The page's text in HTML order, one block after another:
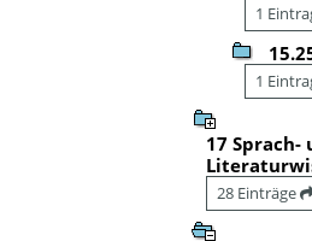
1
1
17 Sprach-
28 Einträge